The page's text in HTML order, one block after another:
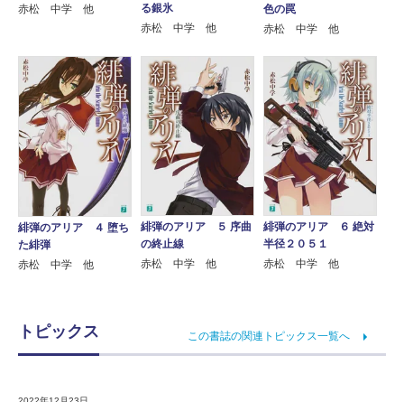
赤松 中学 他
る銀氷
赤松 中学 他
色の罠
赤松 中学 他
緋弾のアリア ４ 堕ち
た緋弾
赤松 中学 他
緋弾のアリア ５ 序曲
の終止線
赤松 中学 他
緋弾のアリア ６ 絶対
半径２０５１
赤松 中学 他
トピックス この書誌の関連トピックス一覧へ